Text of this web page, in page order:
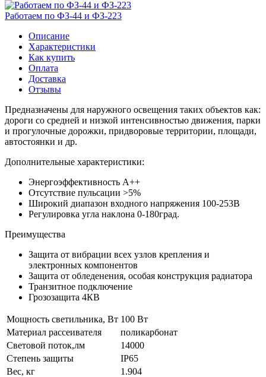
Работаем по ФЗ-44 и ФЗ-223
Описание
Характеристики
Как купить
Оплата
Доставка
Отзывы
Предназначены для наружного освещения таких объектов как:
дороги со средней и низкой интенсивностью движения, парки
и прогулочные дорожки, придворовые территории, площади,
автостоянки и др.
Дополнительные характеристики:
Энергоэффективность А++
Отсутствие пульсации >5%
Широкий диапазон входного напряжения 100-253В
Регулировка угла наклона 0-180град.
Преимущества
Защита от вибрации всех узлов крепления и
электронных компонентов
Защита от обледенения, особая конструкция радиатора
Транзитное подключение
Грозозащита 4КВ
Мощность светильника, Вт 100 Вт
Материал рассеивателя
поликарбонат
Световой поток,лм
14000
Степень защиты
IP65
Вес, кг
1.904